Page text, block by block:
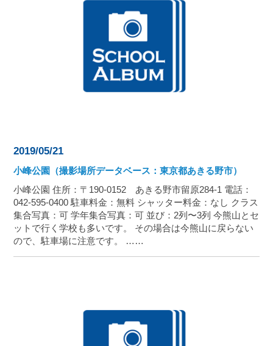
2019/05/21
小峰公園（撮影場所データベース：東京都あきる野市）
小峰公園 住所：〒190-0152 あきる野市留原284-1 電話：
042-595-0400 駐車料金：無料 シャッター料金：なし クラス
集合写真：可 学年集合写真：可 並び：2列〜3列 今熊山とセ
ットで行く学校も多いです。 その場合は今熊山に戻らない
ので、駐車場に注意です。 ……